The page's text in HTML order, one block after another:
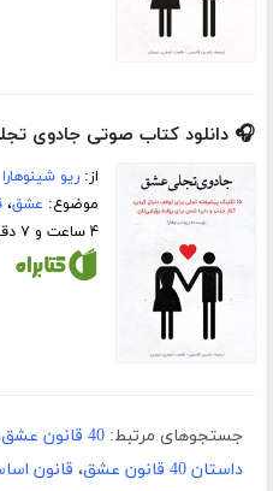
🎧 دانلود کتاب صوتی جادوی
از:ریو شینوهارا
موضوع: عشق،
۴ ساعت و ۷ دقیقه
جستجوهای مرتبط: 40 قانون عشق
داستان 40 قانون عشق
، قانون